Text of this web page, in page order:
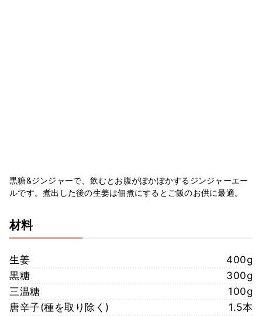
黒糖&ジンジャーで、飲むとお腹がぽかぽかするジンジャーエー
ルです。煮出した後の生姜は佃煮にするとご飯のお供に最適。
材料
生姜
400g
黒糖
300g
三温糖
100g
唐辛子(種を取り除く)
1.5本